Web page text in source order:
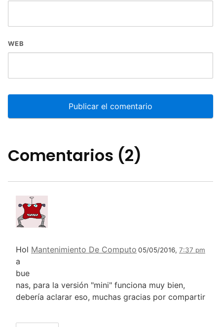
WEB
Comentarios (2)
Mantenimiento De Computo 05/05/2016, 7:37 pm
Hol
a
bue
nas, para la versión "mini" funciona muy bien,
debería aclarar eso, muchas gracias por compartir